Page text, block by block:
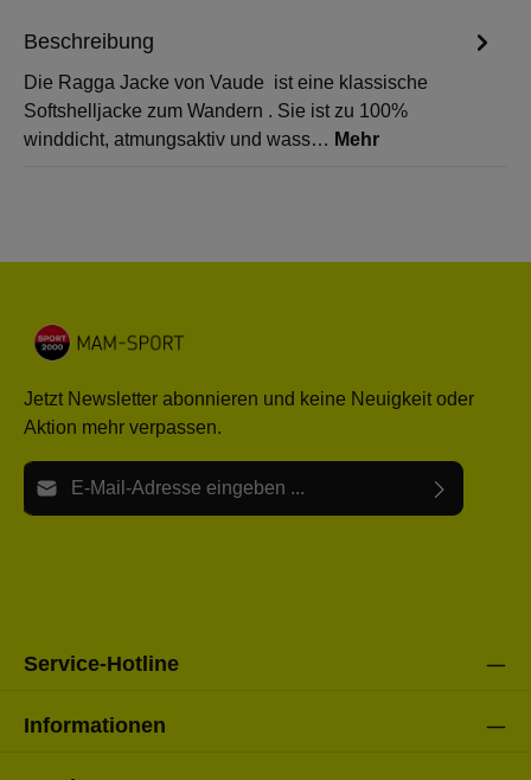
Beschreibung
Die Ragga Jacke von Vaude ist eine klassische
Softshelljacke zum Wandern . Sie ist zu 100%
winddicht, atmungsaktiv und wass… Mehr
Jetzt Newsletter abonnieren und keine Neuigkeit oder
Aktion mehr verpassen.
E-Mail-Adresse*
Service-Hotline
Informationen